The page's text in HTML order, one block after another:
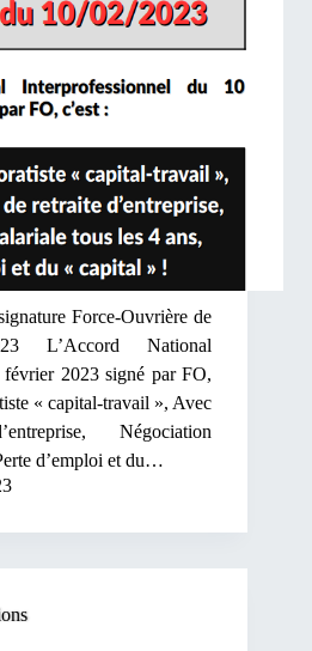
Force-Ouvrière de
L’Accord National
2023 signé par FO,
« capital-travail », Avec
Négociation
d’emploi et du…